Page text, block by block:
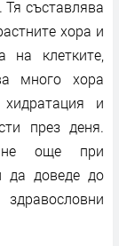
Тя съставлява
хора и
на клетките,
много хора
и
през деня.
още при
да доведе до